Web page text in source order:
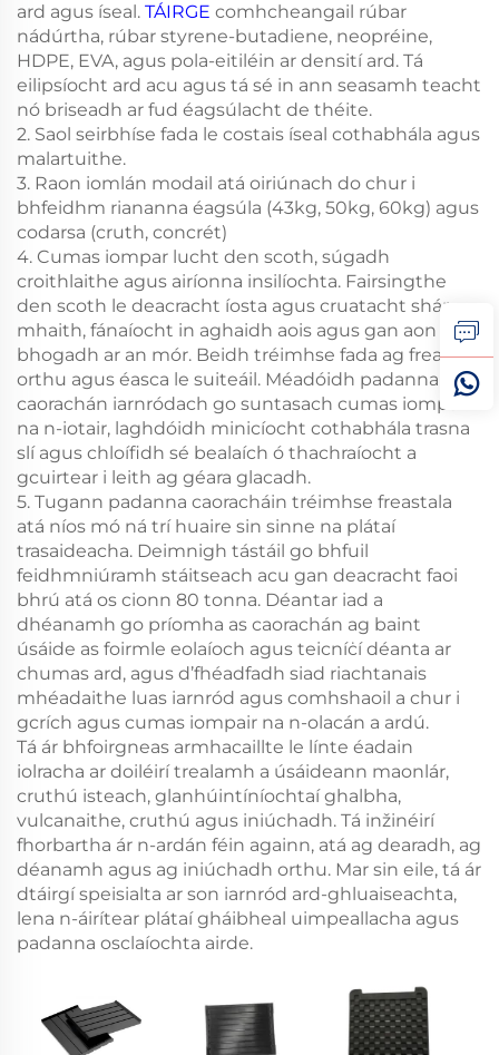
ard agus íseal. TÁIRGE comhcheangail rúbar
nádúrtha, rúbar styrene-butadiene, neopréine,
HDPE, EVA, agus pola-eitiléin ar densití ard. Tá
eilipsíocht ard acu agus tá sé in ann seasamh teacht
nó briseadh ar fud éagsúlacht de théite.
2. Saol seirbhíse fada le costais íseal cothabhála agus
malartuithe.
3. Raon iomlán modail atá oiriúnach do chur i
bhfeidhm riananna éagsúla (43kg, 50kg, 60kg) agus
codarsa (cruth, concrét)
4. Cumas iompar lucht den scoth, súgadh
croithlaithe agus airíonna insilíochta. Fairsingthe
den scoth le deacracht íosta agus cruatacht shár-
mhaith, fánaíocht in aghaidh aois agus gan aon
bhogadh ar an mór. Beidh tréimhse fada ag freastal
orthu agus éasca le suiteáil. Méadóidh padanna
caorachán iarnródach go suntasach cumas iompair
na n-iotair, laghdóidh minicíocht cothabhála trasna
slí agus chloífidh sé bealaích ó thachraíocht a
gcuirtear i leith ag géara glacadh.
5. Tugann padanna caoracháin tréimhse freastala
atá níos mó ná trí huaire sin sinne na plátaí
trasaideacha. Deimnigh tástáil go bhfuil
feidhmniúramh stáitseach acu gan deacracht faoi
bhrú atá os cionn 80 tonna. Déantar iad a
dhéanamh go príomha as caorachán ag baint
úsáide as foirmle eolaíoch agus teicníċí déanta ar
chumas ard, agus d’fhéadfadh siad riachtanais
mhéadaithe luas iarnród agus comhshaoil a chur i
gcrích agus cumas iompair na n-olacán a ardú.
Tá ár bhfoirgneas armhacaillte le línte éadain
iolracha ar doiléirí trealamh a úsáideann maonlár,
cruthú isteach, glanhúintíníochtaí ghalbha,
vulcanaithe, cruthú agus iniúchadh. Tá inžinéirí
fhorbartha ár n-ardán féin againn, atá ag dearadh, ag
déanamh agus ag iniúchadh orthu. Mar sin eile, tá ár
dtáirgí speisialta ar son iarnród ard-ghluaiseachta,
lena n-áirítear plátaí gháibheal uimpeallacha agus
padanna osclaíochta airde.